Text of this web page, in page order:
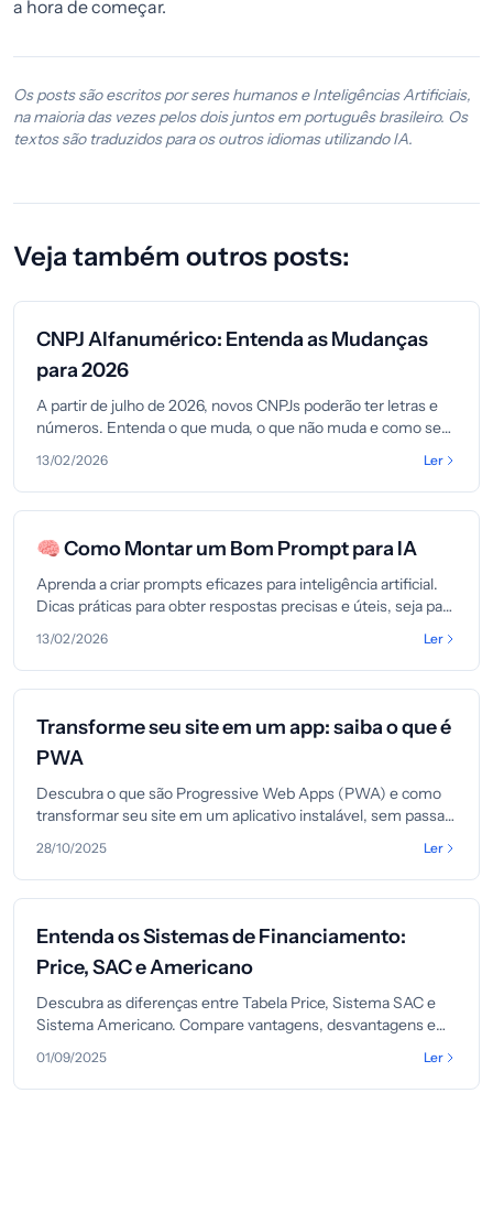
a hora de começar.
Os posts são escritos por seres humanos e Inteligências Artificiais,
na maioria das vezes pelos dois juntos em português brasileiro. Os
textos são traduzidos para os outros idiomas utilizando IA.
Veja também outros posts:
CNPJ Alfanumérico: Entenda as Mudanças
para 2026
A partir de julho de 2026, novos CNPJs poderão ter letras e
números. Entenda o que muda, o que não muda e como se
13/02/2026 Ler
🧠 Como Montar um Bom Prompt para IA
Aprenda a criar prompts eficazes para inteligência artificial.
Dicas práticas para obter respostas precisas e úteis, seja para
13/02/2026 Ler
Transforme seu site em um app: saiba o que é
PWA
Descubra o que são Progressive Web Apps (PWA) e como
transformar seu site em um aplicativo instalável, sem passar
28/10/2025 Ler
Entenda os Sistemas de Financiamento:
Price, SAC e Americano
Descubra as diferenças entre Tabela Price, Sistema SAC e
Sistema Americano. Compare vantagens, desvantagens e
01/09/2025 Ler